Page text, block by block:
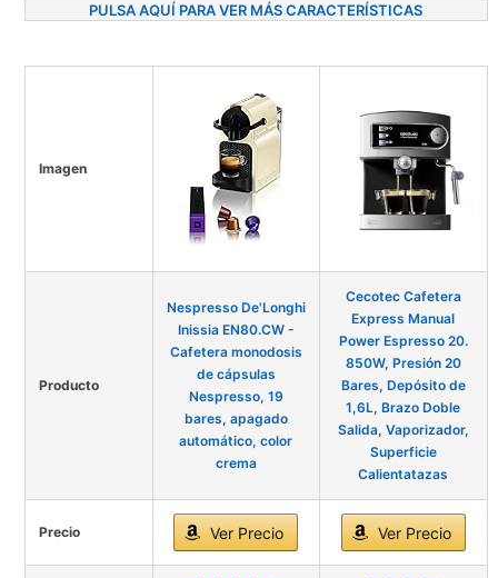
PULSA AQUÍ PARA VER MÁS CARACTERÍSTICAS
Imagen
Producto
Nespresso De'Longhi
Inissia EN80.CW -
Cafetera monodosis
de cápsulas
Nespresso, 19
bares, apagado
automático, color
crema
Cecotec Cafetera
Express Manual
Power Espresso 20.
850W, Presión 20
Bares, Depósito de
1,6L, Brazo Doble
Salida, Vaporizador,
Superficie
Calientatazas
Precio Ver Precio Ver Precio